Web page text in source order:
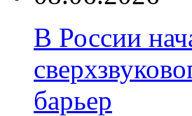
В России
барьер